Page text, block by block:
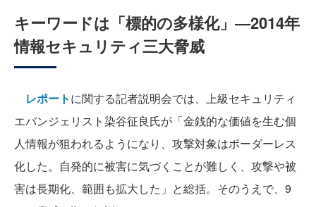
キーワードは「標的の多様化」―2014年
情報セキュリティ三大脅威
レポートに関する記者説明会では、上級セキュリティ
エバンジェリスト染谷征良氏が「金銭的な価値を生む個
人情報が狙われるようになり、攻撃対象はボーダーレス
化した。自発的に被害に気づくことが難しく、攻撃や被
害は長期化、範囲も拡大した」と総括。そのうえで、9